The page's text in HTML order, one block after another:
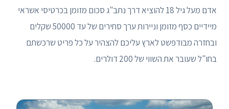
אדם מעל גיל 18 להוציא דרך נתב"ג סכום מזומן בכרטיסי אשראי
מיידיים כסף מזומן וניירות ערך סחירים של עד 50000 שקלים
ובחזרה מבודפשט לארץ עליכם להצהיר על כל פריט שרכשתם
בחו"ל שעובר את השווי של 200 דולרים.